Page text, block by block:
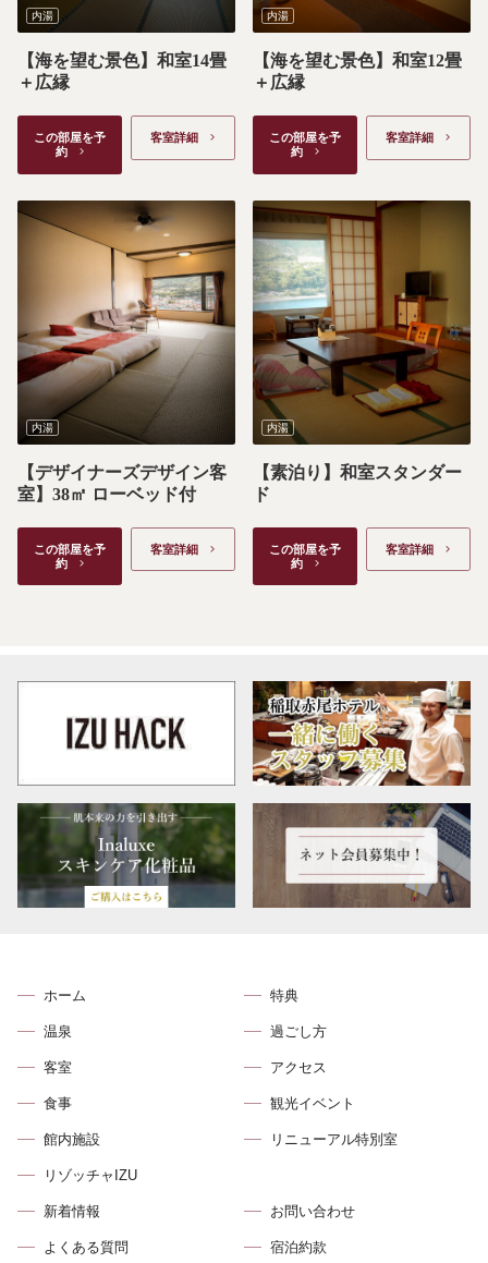
内湯
【海を望む景色】和室14畳
＋広縁
この部屋を予
約
客室詳細
内湯
【海を望む景色】和室12畳
＋広縁
この部屋を予
約
客室詳細
内湯
【デザイナーズデザイン客
室】38㎡ ローベッド付
この部屋を予
約
客室詳細
内湯
【素泊り】和室スタンダー
ド
この部屋を予
約
客室詳細
ホーム
温泉
客室
食事
館内施設
リゾッチャIZU
特典
過ごし方
アクセス
観光イベント
リニューアル特別室
新着情報
よくある質問
お問い合わせ
宿泊約款